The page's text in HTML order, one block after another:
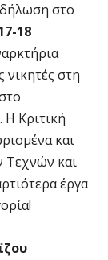
στο
18
στη
Kριτική
και
Τεχνών και
έργα